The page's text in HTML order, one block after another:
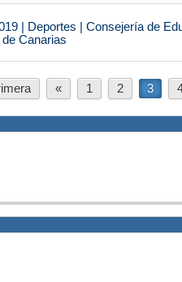
| Deportes | Consejería de
Canarias
« 1 2 3